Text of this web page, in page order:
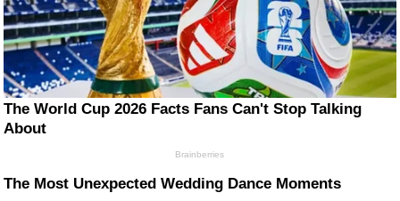
The World Cup 2026 Facts Fans Can't Stop Talking
About
Brainberries
The Most Unexpected Wedding Dance Moments